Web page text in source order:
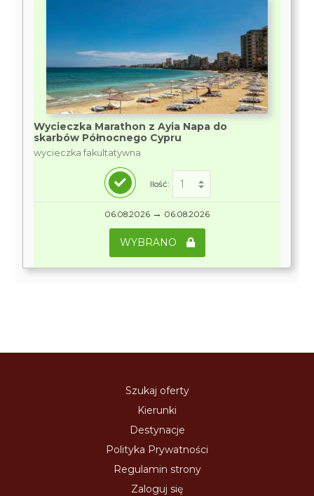
Wycieczka Marathon z Ayia Napa do
skarbów Północnego Cypru
wycieczka fakultatywna
Ilość:
06.08.2026 → 06.08.2026
WYBRANO
Szukaj oferty
Kierunki
Destynacje
Polityka Prywatności
Regulamin strony
Zaloguj się